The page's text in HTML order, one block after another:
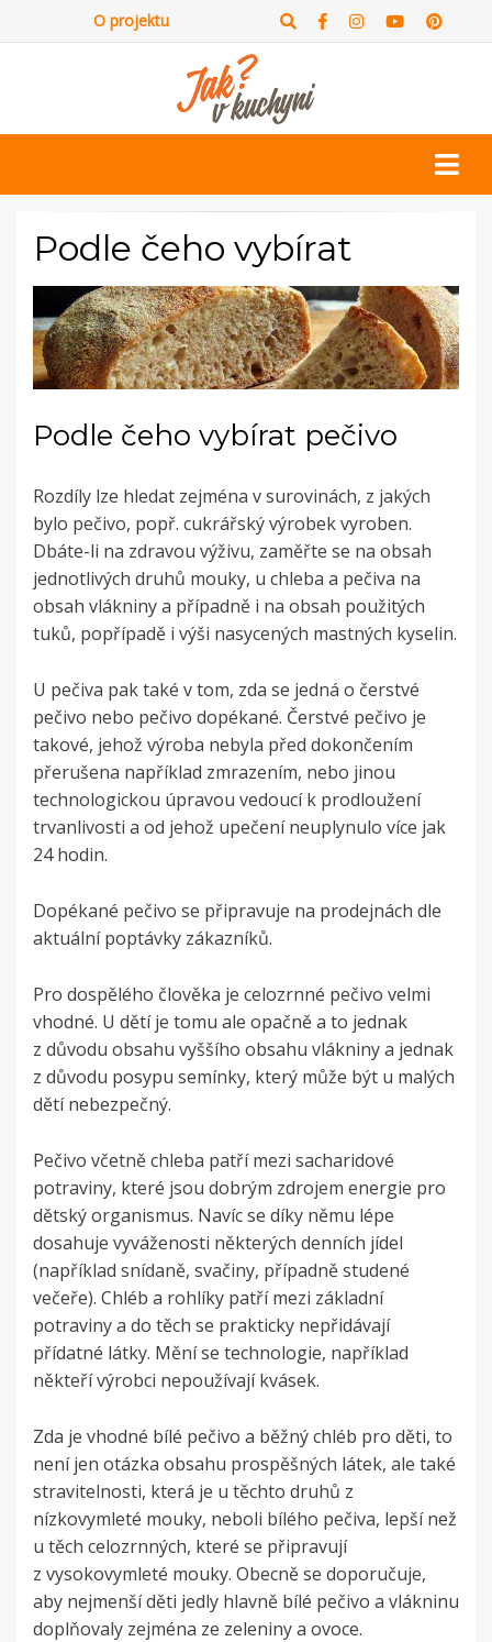
O projektu
Podle čeho vybírat
Podle čeho vybírat pečivo
Rozdíly lze hledat zejména v surovinách, z jakých
bylo pečivo, popř. cukrářský výrobek vyroben.
Dbáte-li na zdravou výživu, zaměřte se na obsah
jednotlivých druhů mouky, u chleba a pečiva na
obsah vlákniny a případně i na obsah použitých
tuků, popřípadě i výši nasycených mastných kyselin.
U pečiva pak také v tom, zda se jedná o čerstvé
pečivo nebo pečivo dopékané. Čerstvé pečivo je
takové, jehož výroba nebyla před dokončením
přerušena například zmrazením, nebo jinou
technologickou úpravou vedoucí k prodloužení
trvanlivosti a od jehož upečení neuplynulo více jak
24 hodin.
Dopékané pečivo se připravuje na prodejnách dle
aktuální poptávky zákazníků.
Pro dospělého člověka je celozrnné pečivo velmi
vhodné. U dětí je tomu ale opačně a to jednak
z důvodu obsahu vyššího obsahu vlákniny a jednak
z důvodu posypu semínky, který může být u malých
dětí nebezpečný.
Pečivo včetně chleba patří mezi sacharidové
potraviny, které jsou dobrým zdrojem energie pro
dětský organismus. Navíc se díky němu lépe
dosahuje vyváženosti některých denních jídel
(například snídaně, svačiny, případně studené
večeře). Chléb a rohlíky patří mezi základní
potraviny a do těch se prakticky nepřidávají
přídatné látky. Mění se technologie, například
někteří výrobci nepoužívají kvásek.
Zda je vhodné bílé pečivo a běžný chléb pro děti, to
není jen otázka obsahu prospěšných látek, ale také
stravitelnosti, která je u těchto druhů z
nízkovymleté mouky, neboli bílého pečiva, lepší než
u těch celozrnných, které se připravují
z vysokovymleté mouky. Obecně se doporučuje,
aby nejmenší děti jedly hlavně bílé pečivo a vlákninu
doplňovaly zejména ze zeleniny a ovoce.